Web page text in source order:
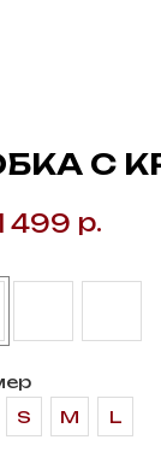
С
499 р.
S M L